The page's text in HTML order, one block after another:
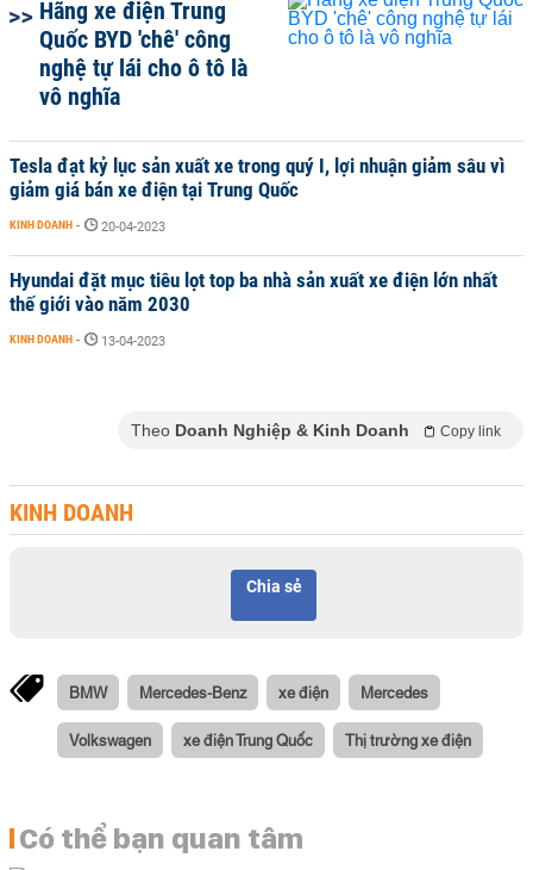
Hãng xe điện Trung
Quốc BYD 'chê' công
nghệ tự lái cho ô tô là
vô nghĩa
Tesla đạt kỷ lục sản xuất xe trong quý I, lợi nhuận giảm sâu vì
giảm giá bán xe điện tại Trung Quốc
KINH DOANH - 20-04-2023
Hyundai đặt mục tiêu lọt top ba nhà sản xuất xe điện lớn nhất
thế giới vào năm 2030
KINH DOANH - 13-04-2023
Theo Doanh Nghiệp & Kinh Doanh Copy link
KINH DOANH
Chia sẻ
BMW Mercedes-Benz xe điện Mercedes
Volkswagen xe điện Trung Quốc Thị trường xe điện
Có thể bạn quan tâm